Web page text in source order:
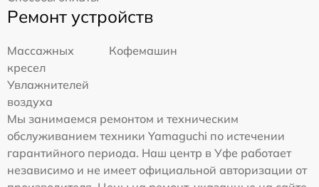
Ремонт устройств
Массажных
кресел
Кофемашин
Увлажнителей
воздуха
Мы занимаемся ремонтом и техническим
обслуживанием техники Yamaguchi по истечении
гарантийного периода. Наш центр в Уфе работает
независимо и не имеет официальной авторизации от